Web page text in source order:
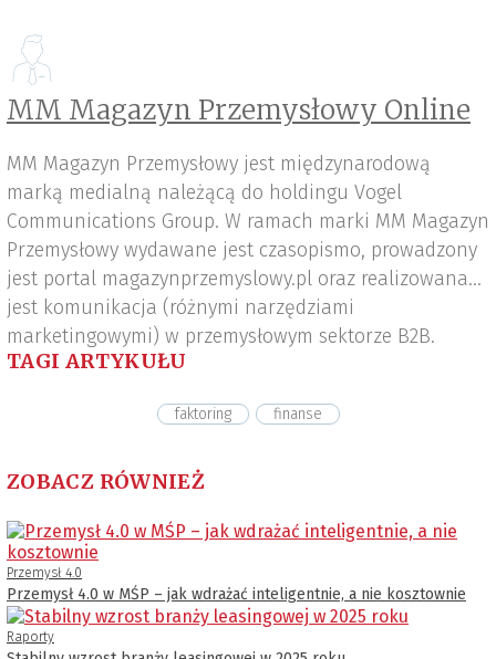
MM Magazyn Przemysłowy Online
MM Magazyn Przemysłowy jest międzynarodową
marką medialną należącą do holdingu Vogel
Communications Group. W ramach marki MM Magazyn
Przemysłowy wydawane jest czasopismo, prowadzony
jest portal magazynprzemyslowy.pl oraz realizowana
jest komunikacja (różnymi narzędziami
marketingowymi) w przemysłowym sektorze B2B.
TAGI ARTYKUŁU
faktoring finanse
ZOBACZ RÓWNIEŻ
Przemysł 4.0
Przemysł 4.0 w MŚP – jak wdrażać inteligentnie, a nie kosztownie
Raporty